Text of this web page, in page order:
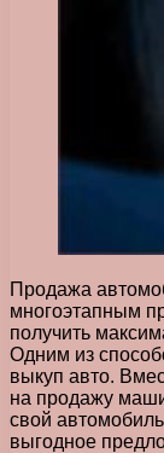
Продажа
многоэтапным
получить
Одним из
выкуп авто.
на продажу
свой
выгодное